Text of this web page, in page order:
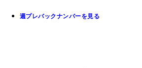
週プレバックナンバーを見る